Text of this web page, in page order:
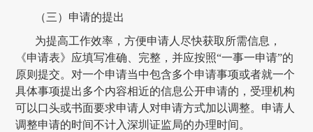
（三）申请的提出
为提高工作效率，方便申请人尽快获取所需信息，
《申请表》应填写准确、完整，并应按照“一事一申请”的
原则提交。对一个申请当中包含多个申请事项或者就一个
具体事项提出多个内容相近的信息公开申请的，受理机构
可以口头或书面要求申请人对申请方式加以调整。申请人
调整申请的时间不计入深圳证监局的办理时间。